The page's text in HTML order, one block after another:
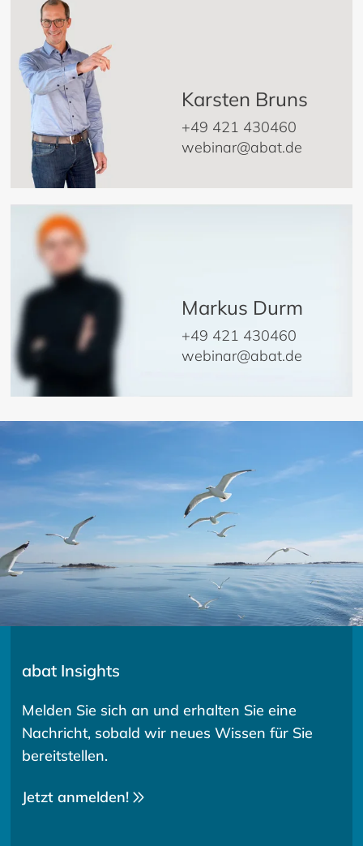
Karsten Bruns
+49 421 430460
webinar@abat.de
Markus Durm
+49 421 430460
webinar@abat.de
abat Insights
Melden Sie sich an und erhalten Sie eine
Nachricht, sobald wir neues Wissen für Sie
bereitstellen.
Jetzt anmelden!